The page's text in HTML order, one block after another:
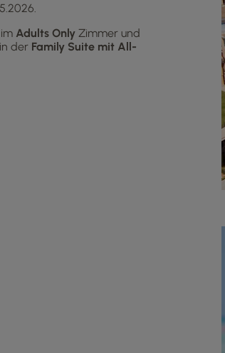
im Adults Only Zimmer und
in der Family Suite mit All-